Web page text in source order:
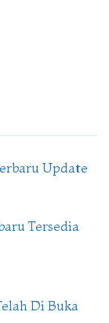
Update
Tersedia
Di Buka